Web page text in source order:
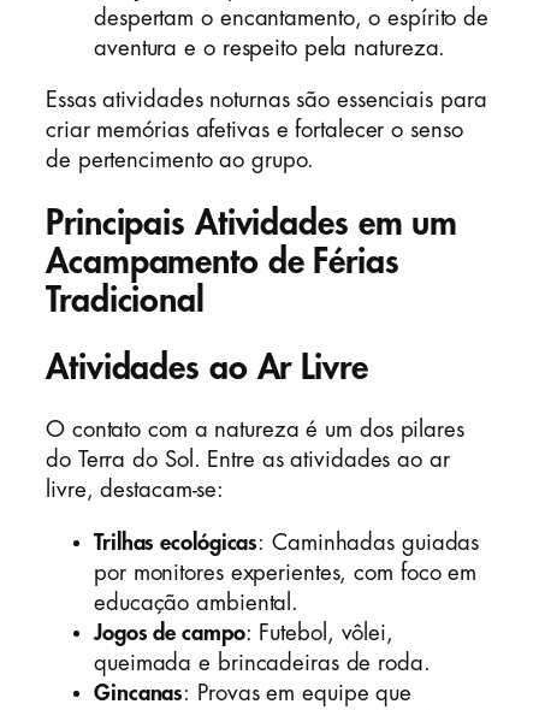
despertam o encantamento, o espírito de
aventura e o respeito pela natureza.
Essas atividades noturnas são essenciais para
criar memórias afetivas e fortalecer o senso
de pertencimento ao grupo.
Principais Atividades em um
Acampamento de Férias
Tradicional
Atividades ao Ar Livre
O contato com a natureza é um dos pilares
do Terra do Sol. Entre as atividades ao ar
livre, destacam-se:
Trilhas ecológicas: Caminhadas guiadas
por monitores experientes, com foco em
educação ambiental.
Jogos de campo: Futebol, vôlei,
queimada e brincadeiras de roda.
Gincanas: Provas em equipe que